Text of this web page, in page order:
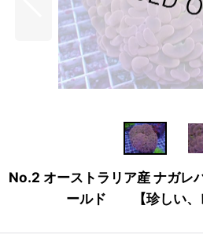
No.2 オーストラリア産 ナガレ
ールド 【珍しい、